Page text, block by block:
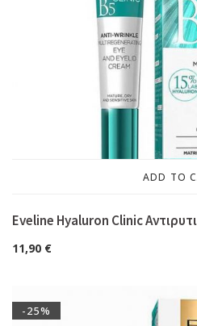
ADD TO
Eveline Hyaluron Clinic
11,90 €
-25%